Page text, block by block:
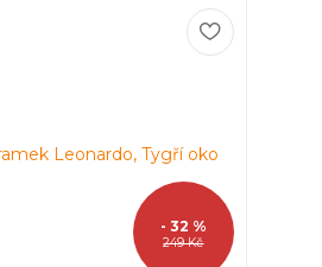
249 Kč
- 32 %